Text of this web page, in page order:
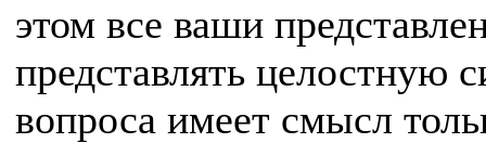
этом все ваши
представлять целостную
вопроса имеет смысл